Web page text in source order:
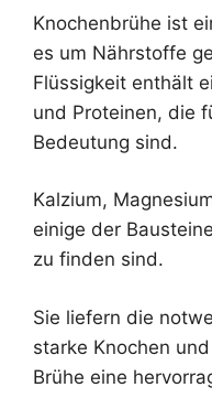
Knochenbrühe ist
es um Nährstoffe
Flüssigkeit enthält
und Proteinen, die
Bedeutung sind.
Kalzium,
einige der
zu finden sind.
Sie liefern die
starke Knochen
Brühe eine